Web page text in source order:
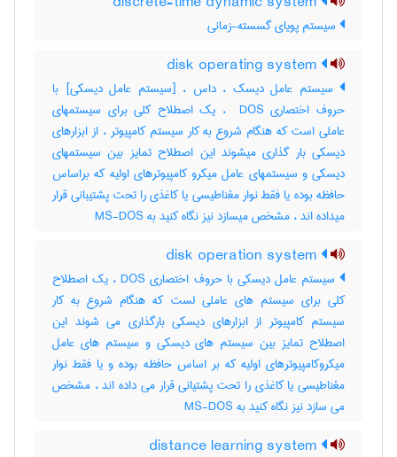
سیستم پویای گسسته-زمانی
سیستم عامل دیسک ، داس ، [سیستم عامل دیسکی] با
حروف اختصاری ‎ DOS ، یک اصطلاح کلی برای سیستمهای
عاملی است که هنگام شروع به کار سیستم کامپیوتر ، از ابزارهای
دیسکی بار گذاری میشوند این اصطلاح تمایز بین سیستمهای
دیسکی و سیستمهای عامل میکرو کامپیوترهای اولیه که براساس
حافظه بوده یا فقط نوار مغناطیسی یا کاغذی را تحت پشتیبانی قرار
میداده اند ، مشخص میسازد نیز نگاه کنید به ‎ MS-DOS
سیستم عامل دیسکی با حروف اختصاری DOS ، یک اصطلاح
کلی برای سیستم های عاملی لست که هنگام شروع به کار
سیستم کامپیوتر از ابزارهای دیسکی بارگذاری می شوند این
اصطلاح تمایز بین سیستم های دیسکی و سیستم های عامل
میکروکامپیوترهای اولیه که بر اساس حافظه بوده و یا فقط نوار
مغناطیسی یا کاغذی را تحت پشتیانی قرار می داده اند ، مشخص
می سازد نیز نگاه کنید به MS-DOS